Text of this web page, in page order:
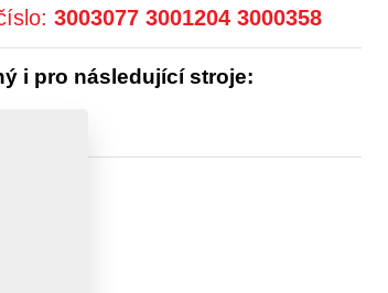
300307730012043000358
i pro následující stroje: